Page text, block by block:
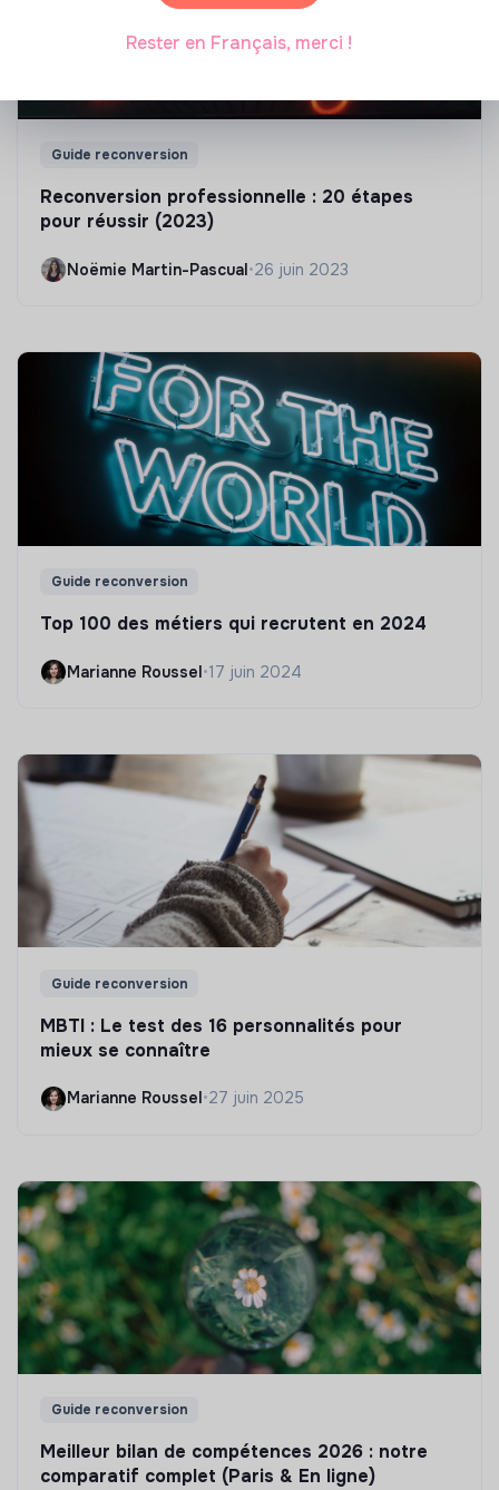
Guide reconversion
Reconversion professionnelle : 20 étapes
pour réussir (2023)
Noëmie Martin-Pascual•26 juin 2023
Guide reconversion
Top 100 des métiers qui recrutent en 2024
Marianne Roussel•17 juin 2024
Guide reconversion
MBTI : Le test des 16 personnalités pour
mieux se connaître
Marianne Roussel•27 juin 2025
Guide reconversion
Meilleur bilan de compétences 2026 : notre
comparatif complet (Paris & En ligne)
Rester en Français, merci !